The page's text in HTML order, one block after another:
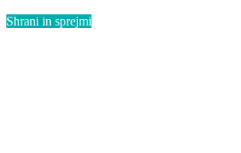
Shrani in sprejmi